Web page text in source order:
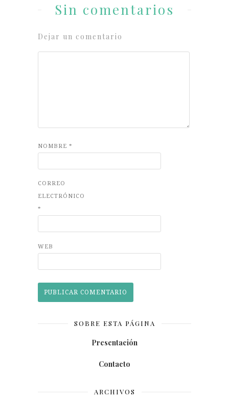
Sin comentarios
Dejar un comentario
NOMBRE *
CORREO
ELECTRÓNICO
*
WEB
SOBRE ESTA PÁGINA
Presentación
Contacto
ARCHIVOS